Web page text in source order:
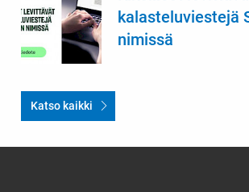
kalasteluviestejä
nimissä
Katso kaikki